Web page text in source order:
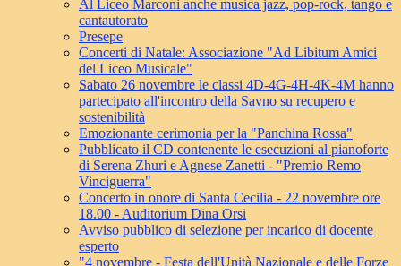
Al Liceo Marconi anche musica jazz, pop-rock, tango e
cantautorato
Presepe
Concerti di Natale: Associazione "Ad Libitum Amici
del Liceo Musicale"
Sabato 26 novembre le classi 4D-4G-4H-4K-4M hanno
partecipato all'incontro della Savno su recupero e
sostenibilità
Emozionante cerimonia per la "Panchina Rossa"
Pubblicato il CD contenente le esecuzioni al pianoforte
di Serena Zhuri e Agnese Zanetti - "Premio Remo
Vinciguerra"
Concerto in onore di Santa Cecilia - 22 novembre ore
18.00 - Auditorium Dina Orsi
Avviso pubblico di selezione per incarico di docente
esperto
"4 novembre - Festa dell'Unità Nazionale e delle Forze